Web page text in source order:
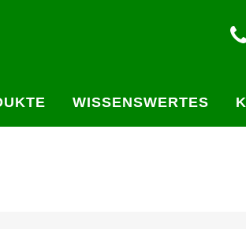
WISSENSWERTES